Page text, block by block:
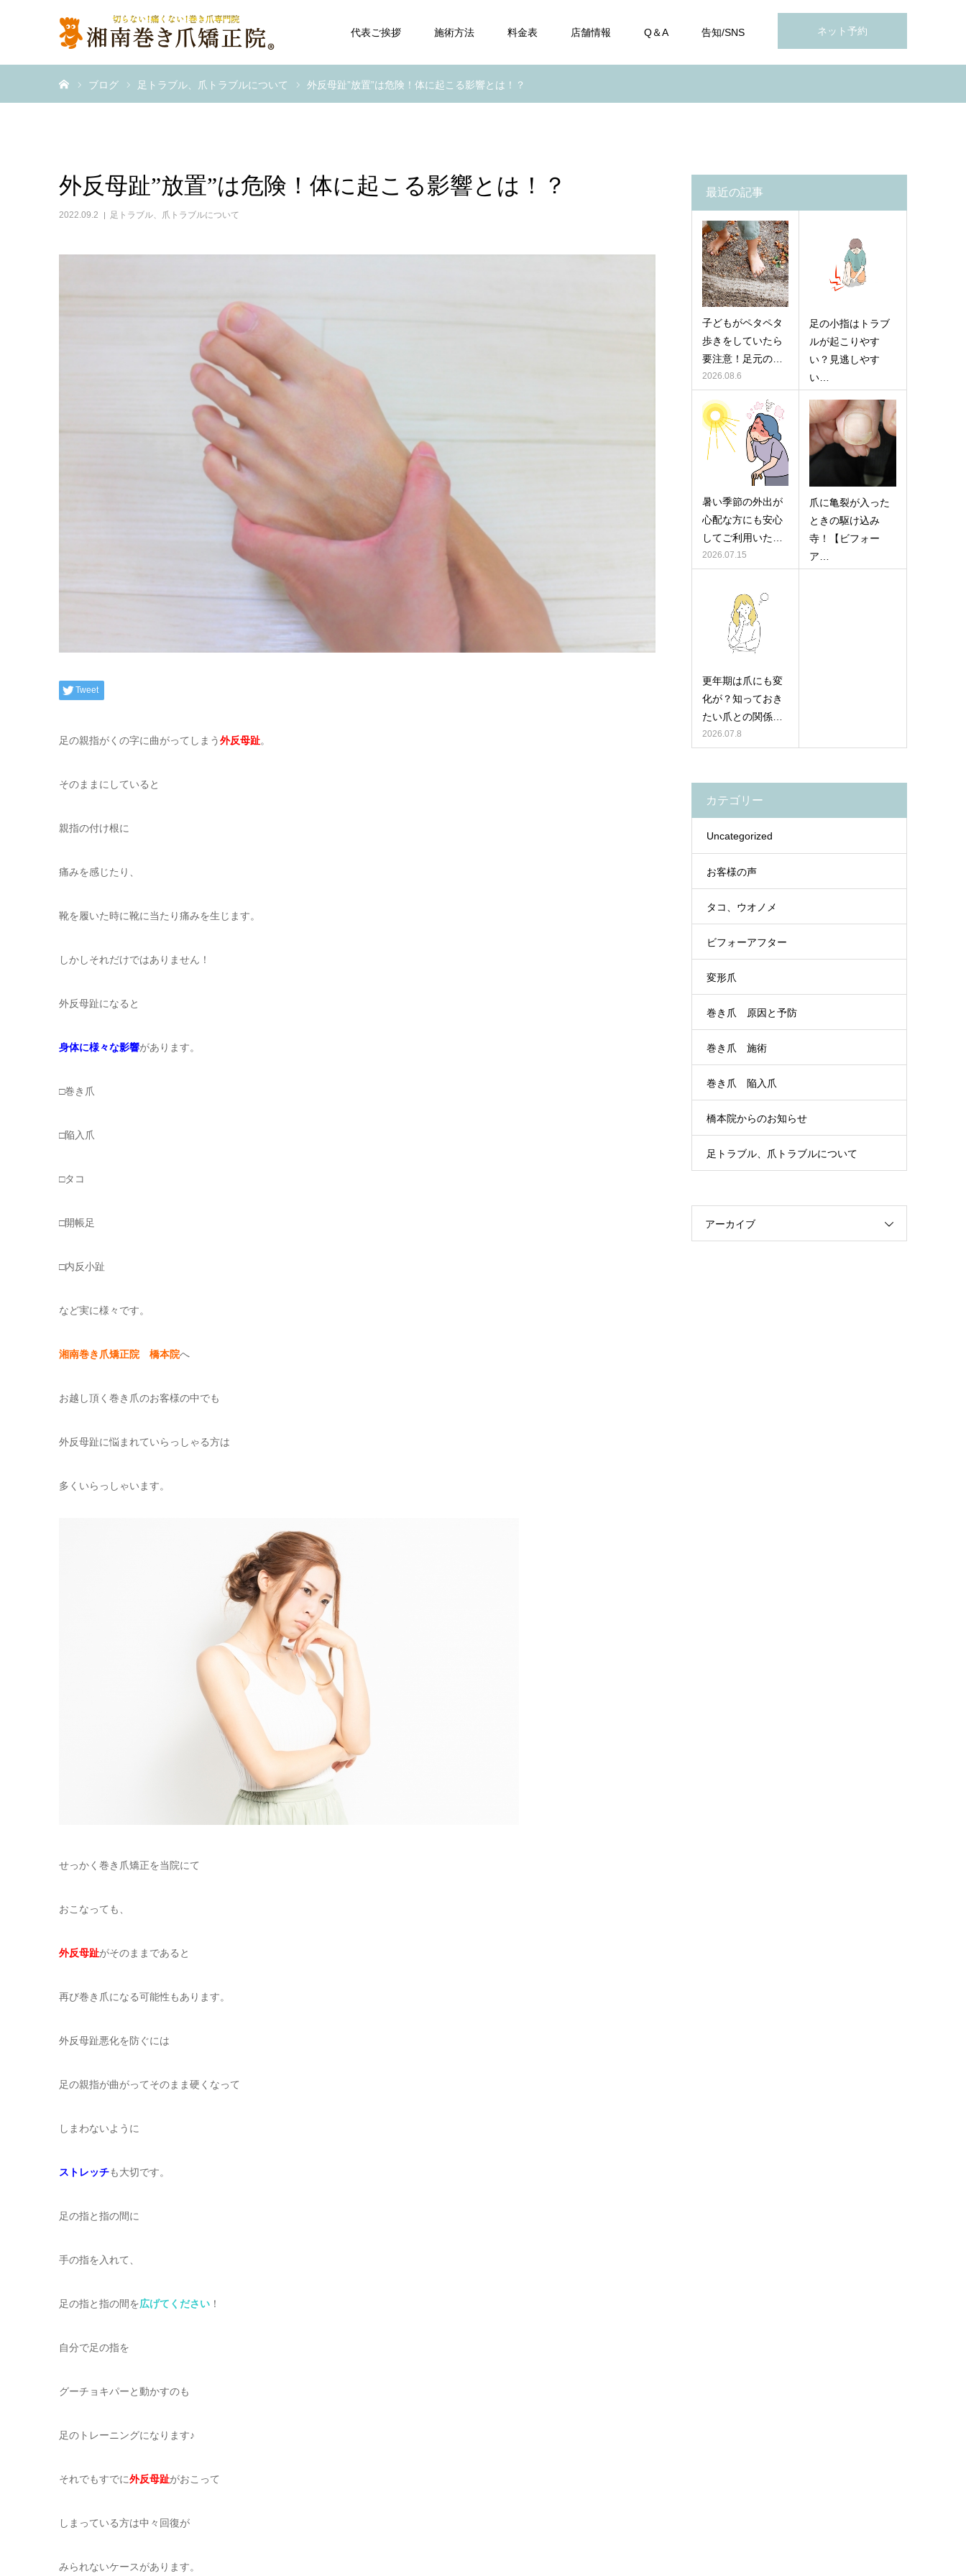
ネット予約
代表ご挨拶 施術方法 料金表 店舗情報 Q＆A 告知/SNS
ブログ 足トラブル、爪トラブルについて 外反母趾”放置”は危険！体に起こる影響とは！？
外反母趾”放置”は危険！体に起こる影響とは！？
2022.09.2 足トラブル、爪トラブルについて
Tweet
足の親指がくの字に曲がってしまう外反母趾。
そのままにしていると
親指の付け根に
痛みを感じたり、
靴を履いた時に靴に当たり痛みを生じます。
しかしそれだけではありません！
外反母趾になると
身体に様々な影響があります。
□巻き爪
□陥入爪
□タコ
□開帳足
□内反小趾
など実に様々です。
湘南巻き爪矯正院 橋本院へ
お越し頂く巻き爪のお客様の中でも
外反母趾に悩まれていらっしゃる方は
多くいらっしゃいます。
せっかく巻き爪矯正を当院にて
おこなっても、
外反母趾がそのままであると
再び巻き爪になる可能性もあります。
外反母趾悪化を防ぐには
足の親指が曲がってそのまま硬くなって
しまわないように
ストレッチも大切です。
足の指と指の間に
手の指を入れて、
足の指と指の間を広げてください ！
自分で足の指を
グーチョキパーと動かすのも
足のトレーニングになります♪
それでもすでに外反母趾がおこって
しまっている方は中々回復が
みられないケースがあります。
最近の記事
子どもがペタペタ
歩きをしていたら
要注意！足元の…
2026.08.6
足の小指はトラブ
ルが起こりやす
い？見逃しやす
い…
暑い季節の外出が
心配な方にも安心
してご利用いた…
2026.07.15
爪に亀裂が入った
ときの駆け込み
寺！【ビフォー
ア…
更年期は爪にも変
化が？知っておき
たい爪との関係…
2026.07.8
カテゴリー
Uncategorized
お客様の声
タコ、ウオノメ
ビフォーアフター
変形爪
巻き爪 原因と予防
巻き爪 施術
巻き爪 陥入爪
橋本院からのお知らせ
足トラブル、爪トラブルについて
アーカイブ